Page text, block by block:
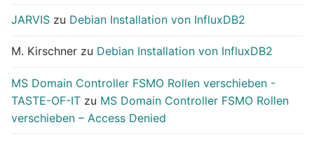
JARVIS zu Debian Installation von InfluxDB2
M. Kirschner zu Debian Installation von InfluxDB2
MS Domain Controller FSMO Rollen verschieben -
TASTE-OF-IT zu MS Domain Controller FSMO Rollen
verschieben – Access Denied